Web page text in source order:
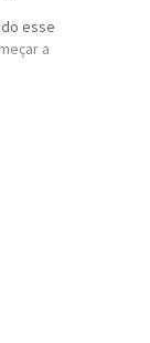
esse
a
focadas